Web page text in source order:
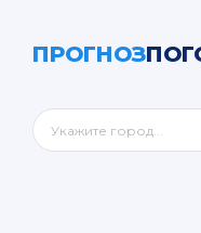
ПРОГНОЗ